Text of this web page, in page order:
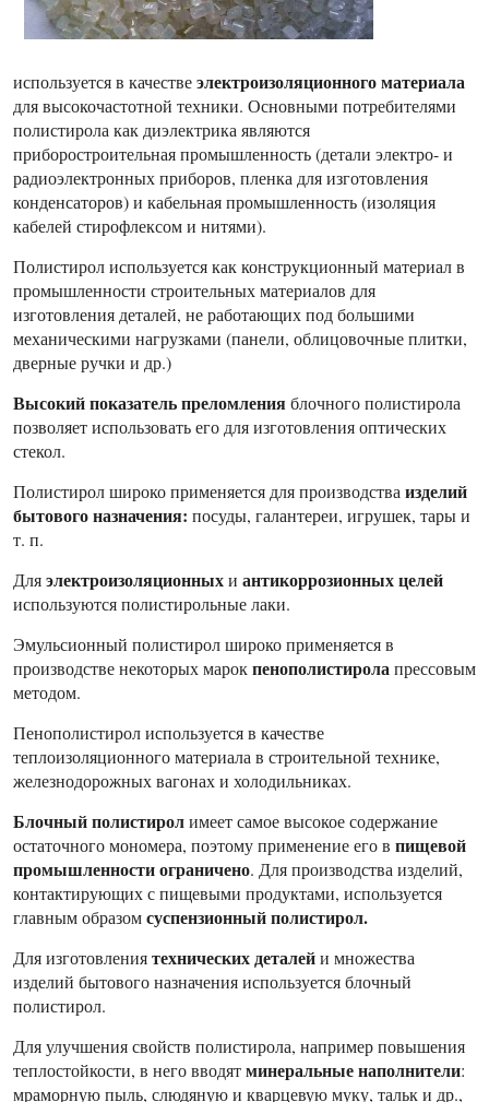
используется в качествеэлектроизоляционного материала
для высокочастотной техники. Основными потребителями
полистирола как диэлектрика являются
приборостроительная промышленность (детали электро- и
радиоэлектронных приборов, пленка для изготовления
конденсаторов) и кабельная промышленность (изоляция
кабелей стирофлексом и нитями).
Полистирол используется как конструкционный материал в
промышленности строительных материалов для
изготовления деталей, не работающих под большими
механическими нагрузками (панели, облицовочные плитки,
дверные ручки и др.)
Высокий показатель преломленияблочного полистирола
позволяет использовать его для изготовления оптических
стекол.
Полистирол широко применяется для производства изделий
бытового назначения: посуды, галантереи, игрушек, тары и
т. п.
Дляэлектроизоляционныхи антикоррозионных целей
используются полистирольные лаки.
Эмульсионный полистирол широко применяется в
производстве некоторых марокпенополистиролапрессовым
методом.
Пенополистирол используется в качестве
теплоизоляционного материала в строительной технике,
железнодорожных вагонах и холодильниках.
Блочный полистиролимеет самое высокое содержание
остаточного мономера, поэтому применение его в пищевой
промышленности ограничено. Для производства изделий,
контактирующих с пищевыми продуктами, используется
главным образомсуспензионный полистирол.
Для изготовлениятехнических деталейи множества
изделий бытового назначения используется блочный
полистирол.
Для улучшения свойств полистирола, например повышения
теплостойкости, в него вводятминеральные наполнители:
мраморную пыль, слюдяную и кварцевую муку, тальк и др.,